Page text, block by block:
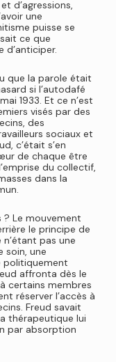
d’agressions,
une
puisse se
ce que
d’anticiper.
que la parole était
si l’autodafé
1933. Et ce n’est
visés par des
des
sociaux et
c’était s’en
de chaque être
du collectif,
dans la
Le mouvement
le principe de
pas une
soin, une
politiquement
affronta dès le
certains membres
réserver l’accès à
Freud savait
thérapeutique lui
par absorption